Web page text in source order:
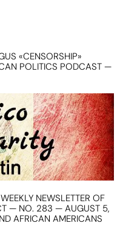
«CENSORSHIP»
POLITICS PODCAST —
NEWSLETTER OF
— NO. 283 — AUGUST 5,
AFRICAN AMERICANS